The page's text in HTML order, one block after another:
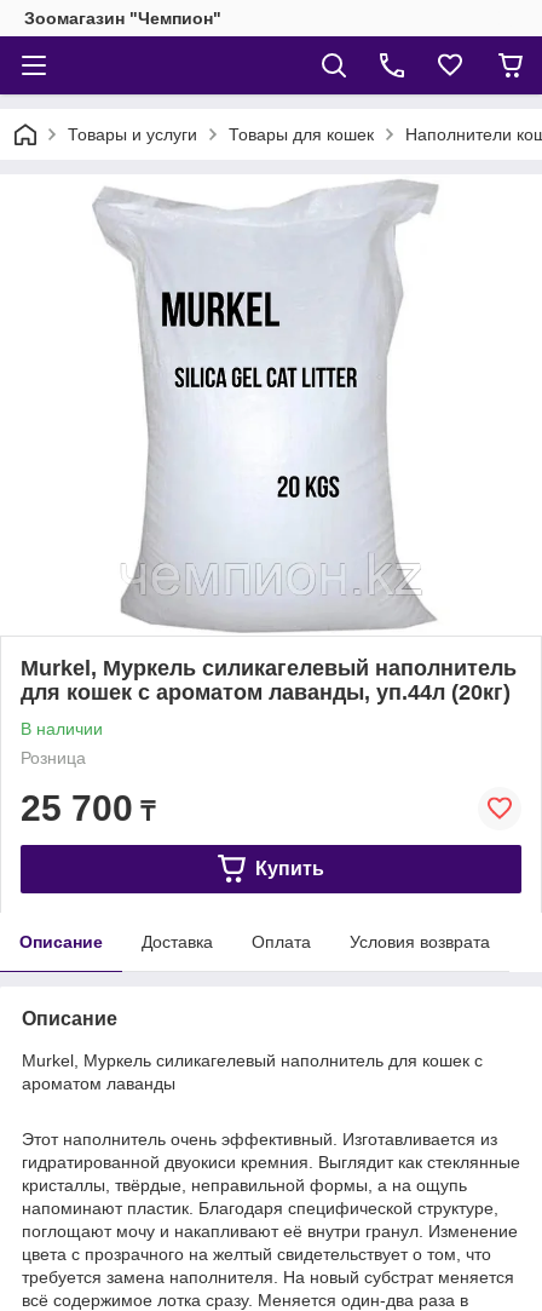
Зоомагазин "Чемпион"
Товары и услуги Товары для кошек Наполнители
Murkel, Муркель силикагелевый наполнитель
для кошек с ароматом лаванды, уп.44л (20кг)
В наличии
Розница
25 700 ₸
Купить
Описание Доставка Оплата Условия возврата
Описание
Murkel, Муркель силикагелевый наполнитель для кошек с
ароматом лаванды
Этот наполнитель очень эффективный. Изготавливается из
гидратированной двуокиси кремния. Выглядит как стеклянные
кристаллы, твёрдые, неправильной формы, а на ощупь
напоминают пластик. Благодаря специфической структуре,
поглощают мочу и накапливают её внутри гранул. Изменение
цвета с прозрачного на желтый свидетельствует о том, что
требуется замена наполнителя. На новый субстрат меняется
всё содержимое лотка сразу. Меняется один-два раза в